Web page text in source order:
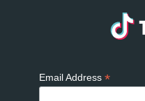
Email Address *